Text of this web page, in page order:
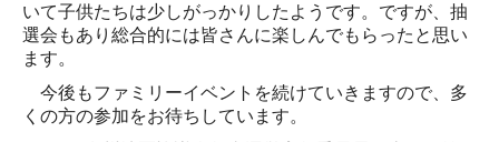
いて子供たちは少しがっかりしたようです。ですが、抽
選会もあり総合的には皆さんに楽しんでもらったと思い
ます。
今後もファミリーイベントを続けていきますので、多
くの方の参加をお待ちしています。